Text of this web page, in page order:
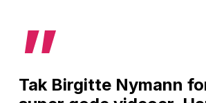
”
Tak Birgitte Nymann